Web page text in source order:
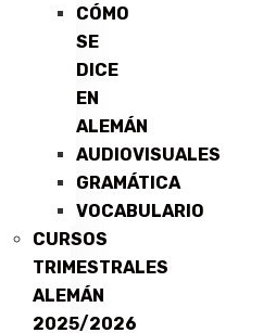
CÓMO
SE
DICE
EN
ALEMÁN
AUDIOVISUALES
GRAMÁTICA
VOCABULARIO
CURSOS
TRIMESTRALES
ALEMÁN
2025/2026